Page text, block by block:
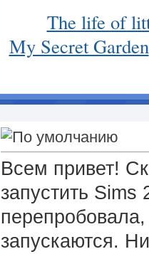
The life of
My Secret Garden
Всем привет!
запустить
запускаются.